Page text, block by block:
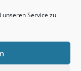
Service zu